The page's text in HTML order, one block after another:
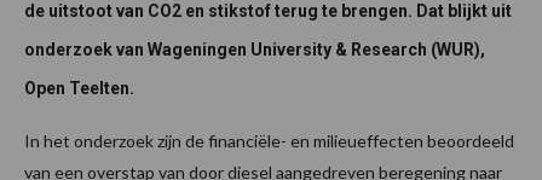
de uitstoot van CO2 en stikstof terug te brengen. Dat blijkt uit
onderzoek van Wageningen University & Research (WUR),
Open Teelten.
In het onderzoek zijn de financiële- en milieueffecten beoordeeld
van een overstap van door diesel aangedreven beregening naar